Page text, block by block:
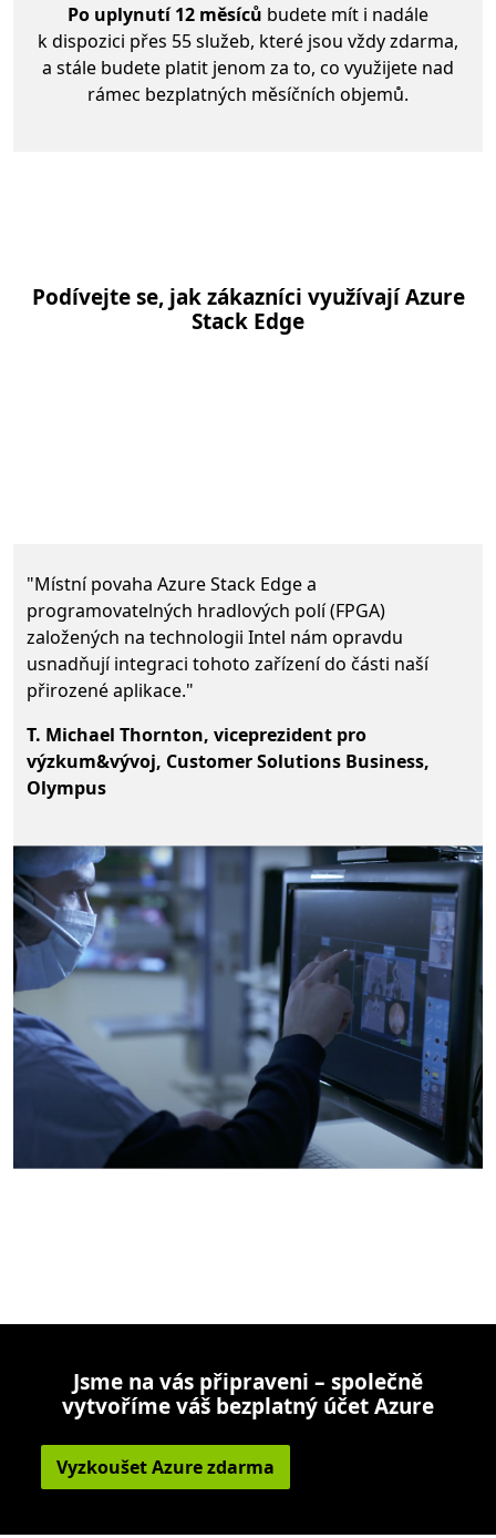
Po uplynutí 12 měsíců budete mít i nadále
k dispozici přes 55 služeb, které jsou vždy zdarma,
a stále budete platit jenom za to, co využijete nad
rámec bezplatných měsíčních objemů.
Podívejte se, jak zákazníci využívají Azure
Stack Edge
"Místní povaha Azure Stack Edge a
programovatelných hradlových polí (FPGA)
založených na technologii Intel nám opravdu
usnadňují integraci tohoto zařízení do části naší
přirozené aplikace."
T. Michael Thornton, viceprezident pro
výzkum&vývoj, Customer Solutions Business,
Olympus
Zpět na karty
Jsme na vás připraveni – společně
vytvoříme váš bezplatný účet Azure
Vyzkoušet Azure zdarma